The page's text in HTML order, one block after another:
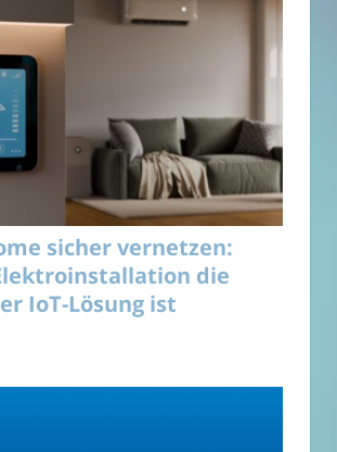
sicher vernetzen:
die
IoT-Lösung ist